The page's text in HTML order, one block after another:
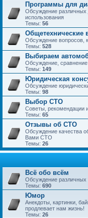
Программы для
Обсуждение различных
использования
Темы: 56
Общетехнические
Обсуждение вопросов,
Темы: 528
Выбираем
Обсуждение,
Темы: 149
Юридическая
Обсуждение
Темы: 98
Выбор СТО
Советы, рекомендации
Темы: 65
Отзывы об СТО
Обсуждение качества
Вами СТО
Темы: 26
Всё обо всём
Обсуждение различных
Темы: 690
Юмор
Анекдоты, картинки,
продлевает нам жизнь!
Темы: 26